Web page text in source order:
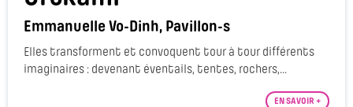
Emmanuelle Vo-Dinh, Pavillon-s
Elles transforment et convoquent tour à tour différents
imaginaires : devenant éventails, tentes, rochers,...
EN SAVOIR +